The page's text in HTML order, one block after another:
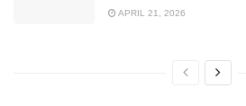
APRIL 21, 2026